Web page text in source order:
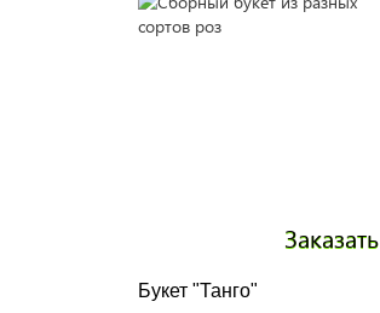
Букет "Танго"
Заказать